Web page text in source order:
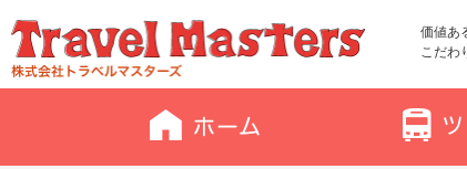
価値あ
こだわ